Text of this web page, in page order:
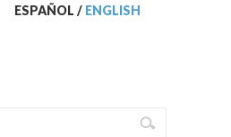
ESPAÑOL / ENGLISH